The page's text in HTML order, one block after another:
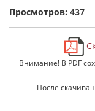
Просмотров: 437
Внимание! В PDF
После